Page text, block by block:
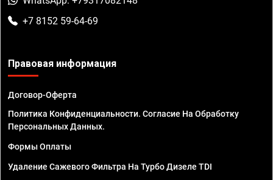
+7 8152 59-64-69
Правовая информация
Договор-Оферта
Политика Конфиденциальности. Согласие На Обработку
Персональных Данных.
Формы Оплаты
Удаление Сажевого Фильтра На Турбо Дизеле TDI